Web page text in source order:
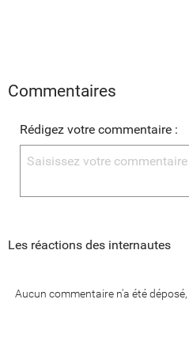
Commentaires
Rédigez votre commentaire :
Les réactions des internautes
Aucun commentaire n'a été